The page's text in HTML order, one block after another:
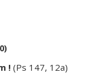
! (Ps 147, 12a)